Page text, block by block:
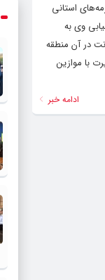
استانی
وی به
در آن منطقه
با موازین
ادامه خبر